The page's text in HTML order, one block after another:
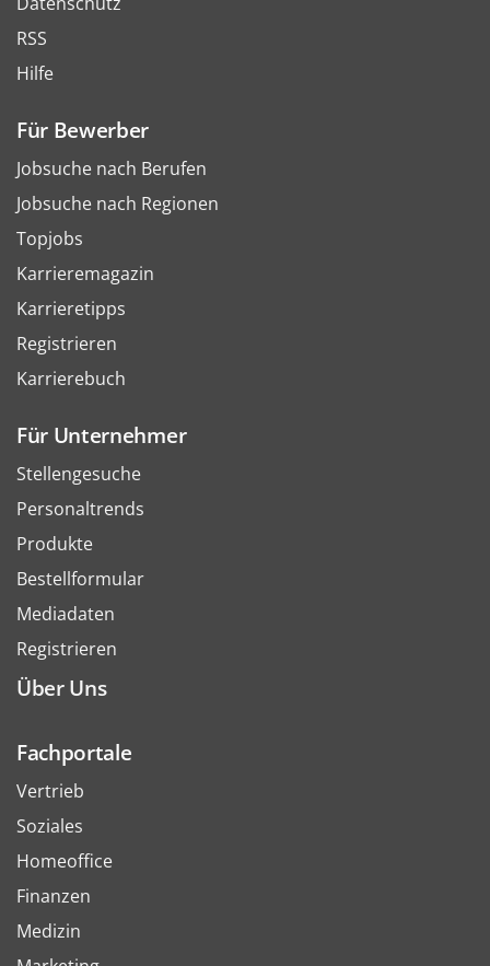
RSS
Hilfe
Für Bewerber
Jobsuche nach Berufen
Jobsuche nach Regionen
Topjobs
Karrieremagazin
Karrieretipps
Registrieren
Karrierebuch
Für Unternehmer
Stellengesuche
Personaltrends
Produkte
Bestellformular
Mediadaten
Registrieren
Über Uns
Fachportale
Vertrieb
Soziales
Homeoffice
Finanzen
Medizin